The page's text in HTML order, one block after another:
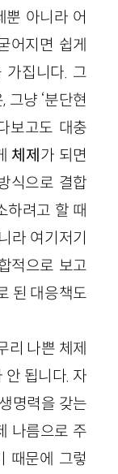
뿐 아니라 어
어지면 쉽게
가집니다. 그
그냥 ‘분단현
보고도 대충
체제가 되면
식으로 결합
하려고 할 때
라 여기저기
적으로 보고
된 대응책도
리 나쁜 체제
안 됩니다. 자
명력을 갖는
나름으로 주
때문에 그렇